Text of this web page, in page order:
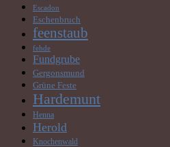
Escadon
Eschenbruch
feenstaub
fehde
Fundgrube
Gergonsmund
Grüne Feste
Hardemunt
Henna
Herold
Knochenwald